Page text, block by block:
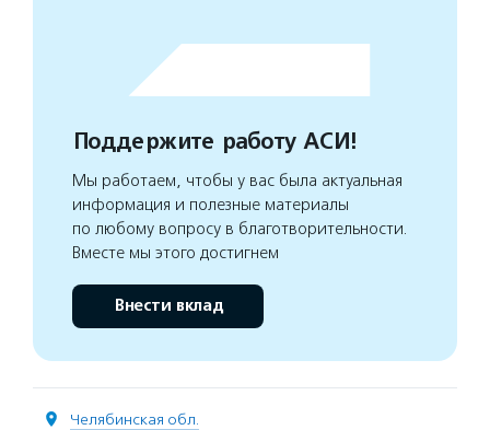
Поддержите работу АСИ!
Мы работаем, чтобы у вас была актуальная
информация и полезные материалы
по любому вопросу в благотворительности.
Вместе мы этого достигнем
Внести вклад
Челябинская обл.